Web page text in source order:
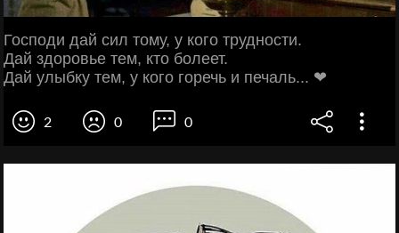
Господи дай сил тому, у кого трудности.
Дай здоровье тем, кто болеет.
Дай улыбку тем, у кого горечь и печаль... ❤
2 0 0